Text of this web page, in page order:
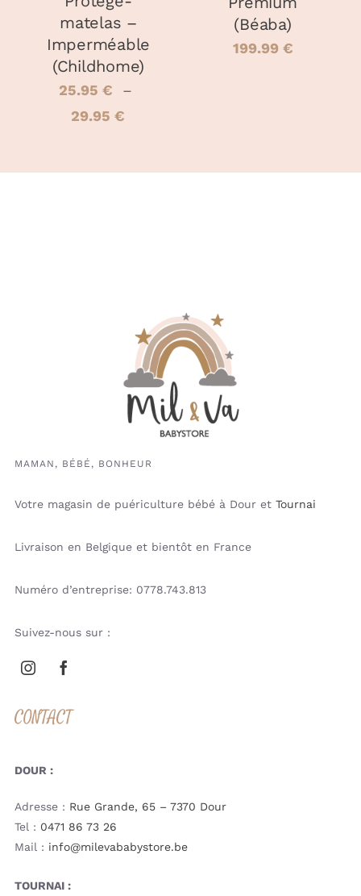
ÊTRE
CHOISIES
SUR
LA
PAGE
DU
PRODUIT
matelas –
Imperméable
(Childhome)
25.95€
–
29.95€
(Béaba)
199.99 €
MAMAN, BÉBÉ, BONHEUR
Votre magasin de puériculture bébé à Dour et Tournai
Livraison en Belgique et bientôt en France
Numéro d’entreprise: 0778.743.813
Suivez-nous sur :
CONTACT
DOUR :
Adresse : Rue Grande, 65 – 7370 Dour
Tel : 0471 86 73 26
Mail : info@milevababystore.be
TOURNAI :